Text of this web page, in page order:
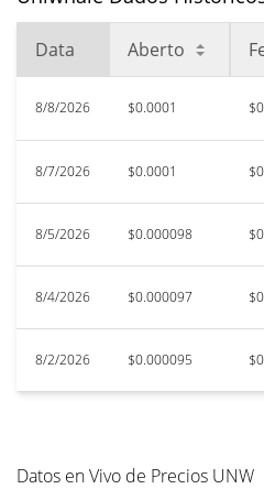
Mar 27, 2023 (3 anos atrás)
Baixa de todos os tempos
Aug 1, 2026 (7 dias atrás)
Data Aberto
8/8/2026 $0.0001
8/7/2026 $0.0001
8/5/2026 $0.000098 $0
8/4/2026 $0.000097
8/2/2026 $0.000095 $0
Datos en Vivo de Precios UNW